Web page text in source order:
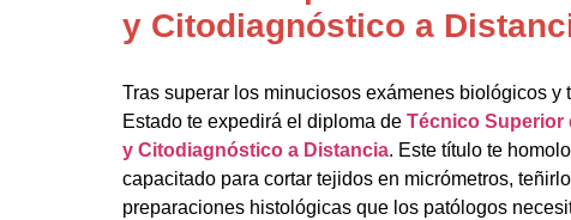
y Citodiagnóstico a
Tras superar los minuciosos exámenes biológicos y
Estado te expedirá el diploma de Técnico Superior
y Citodiagnóstico a Distancia. Este título te
capacitado para cortar tejidos en micrómetros,
preparaciones histológicas que los patólogos